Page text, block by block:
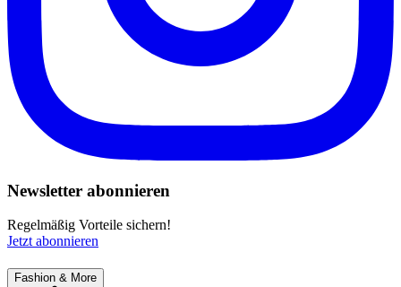
Newsletter abonnieren
Regelmäßig Vorteile sichern!
Jetzt abonnieren
Fashion & More